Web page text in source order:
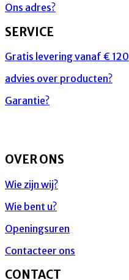
Ons adres?
SERVICE
Gratis levering vanaf € 120
advies over producten?
Garantie?
OVER ONS
Wie zijn wij?
Wie bent u?
Openingsuren
Contacteer ons
CONTACT